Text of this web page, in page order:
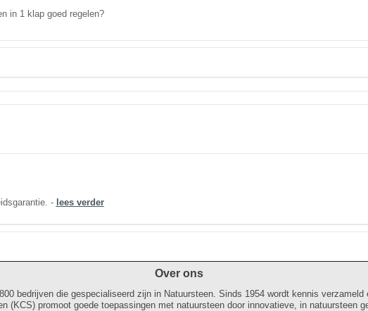
in 1 klap goed regelen?
- lees verder
Over ons
bedrijven die gespecialiseerd zijn in Natuursteen. Sinds 1954 wordt kennis
(KCS) promoot goede toepassingen met natuursteen door innovatieve, in natuursteen